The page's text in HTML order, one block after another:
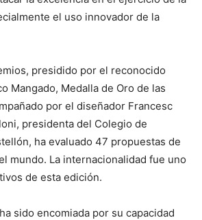
el uso innovador de la
presidido por el reconocido
Mangado, Medalla de Oro de las
por el diseñador Francesc
presidenta del Colegio de
ha evaluado 47 propuestas de
mundo. La internacionalidad fue uno
de esta edición.
sido encomiada por su capacidad